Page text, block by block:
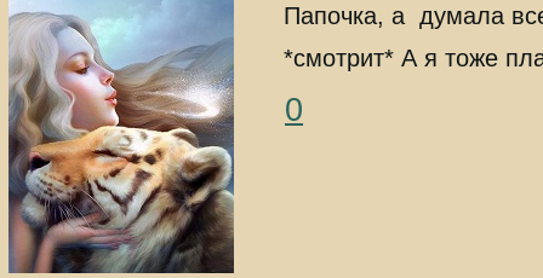
Папочка, а думала
*смотрит* А я тоже
0